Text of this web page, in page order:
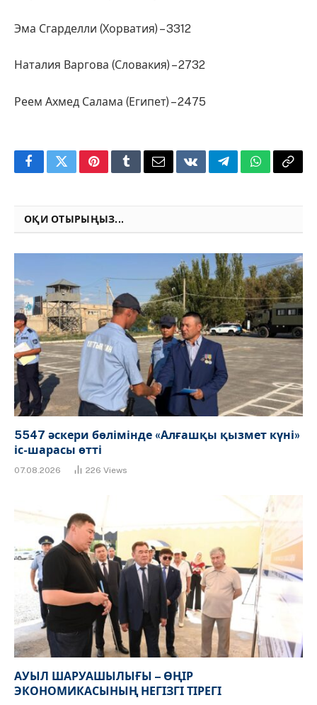
Эма Сгарделли (Хорватия) – 3312
Наталия Варгова (Словакия) – 2732
Реем Ахмед Салама (Египет) – 2475
FacebookTwitterPinterestTumblrEmailVKontakteTelegramWhatsApp
Copy
ОҚИ ОТЫРЫҢЫЗ...
5547 әскери бөлімінде «Алғашқы қызмет күні»
іс-шарасы өтті
07.08.2026 226 Views
АУЫЛ ШАРУАШЫЛЫҒЫ – ӨҢІР
ЭКОНОМИКАСЫНЫҢ НЕГІЗГІ ТІРЕГІ